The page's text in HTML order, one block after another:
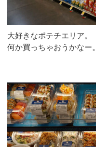
大好きなポテチエリア。
何か買っちゃおうかなー。